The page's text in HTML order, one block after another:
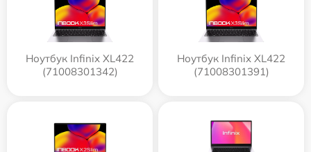
Ноутбук Infinix XL422
(71008301342)
Ноутбук Infinix XL422
(71008301391)